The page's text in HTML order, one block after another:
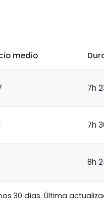
medio
7h
7h
8h
30 días. Última